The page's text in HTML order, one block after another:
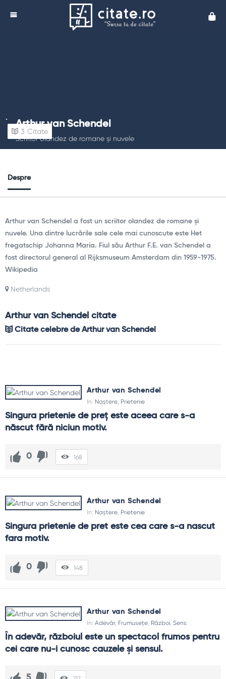
Arthur van Schendel
Scriitor olandez de romane și nuvele
3 Citate
Despre
Arthur van Schendel a fost un scriitor olandez de romane și
nuvele. Una dintre lucrările sale cele mai cunoscute este Het
fregatschip Johanna Maria. Fiul său Arthur F.E. van Schendel a
fost directorul general al Rijksmuseum Amsterdam din 1959-1975.
Wikipedia
Netherlands
Arthur van Schendel citate
Citate celebre de Arthur van Schendel
Arthur van Schendel
In: Naștere, Prietenie
Singura prietenie de preţ este aceea care s-a
născut fără niciun motiv.
0 168
Arthur van Schendel
In: Naștere, Prietenie
Singura prietenie de pret este cea care s-a nascut
fara motiv.
0 148
Arthur van Schendel
In: Adevăr, Frumusețe, Război, Sens
În adevăr, războiul este un spectacol frumos pentru
cei care nu-i cunosc cauzele şi sensul.